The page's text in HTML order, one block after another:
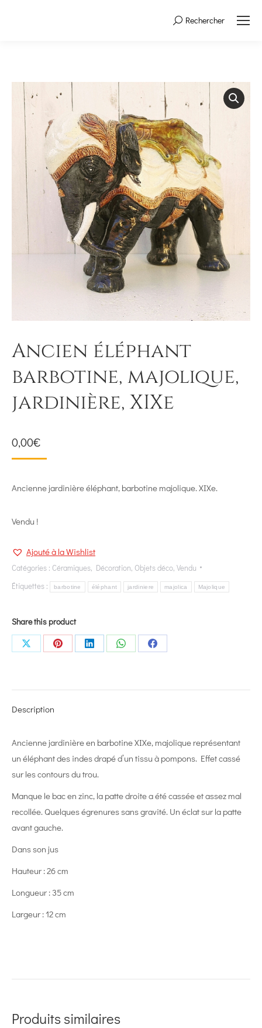
Search:Rechercher
Ancien éléphant
barbotine, majolique,
jardinière, XIXe
0,00€
Ancienne jardinière éléphant, barbotine majolique. XIXe.
Vendu !
Ajouté à la Wishlist
Catégories : Céramiques, Décoration, Objets déco, Vendu
Étiquettes :
barbotine éléphant jardiniere majolica Majolique
Share this product
Share
Share
Share
Share
Share
Description
Ancienne jardinière en barbotine XIXe, majolique représentant
un éléphant des indes drapé d’un tissu à pompons. Effet cassé
sur les contours du trou.
Manque le bac en zinc, la patte droite a été cassée et assez mal
recollée. Quelques égrenures sans gravité. Un éclat sur la patte
avant gauche.
Dans son jus
Hauteur : 26 cm
Longueur : 35 cm
Largeur : 12 cm
Produits similaires